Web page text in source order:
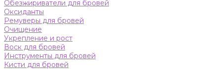
Обезжириватели для бровей
Оксиданты
Ремуверы для бровей
Очищение
Укрепление и рост
Воск для бровей
Инструменты для бровей
Кисти для бровей